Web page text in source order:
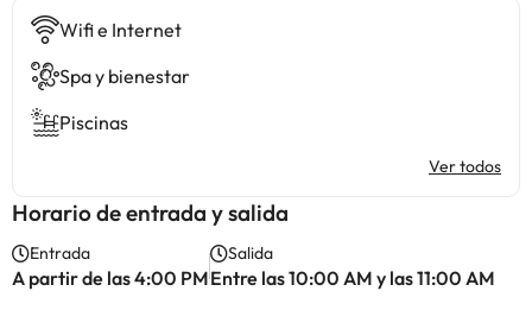
Wifi e Internet
Spa y bienestar
Piscinas
Ver todos
Horario de entrada y salida
Entrada
A partir de las 4:00 PM
Salida
Entre las 10:00 AM y las 11:00 AM